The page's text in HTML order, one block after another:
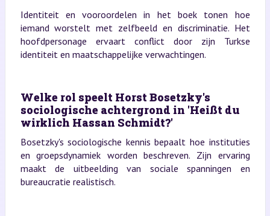
Identiteit en vooroordelen in het boek tonen hoe
iemand worstelt met zelfbeeld en discriminatie. Het
hoofdpersonage ervaart conflict door zijn Turkse
identiteit en maatschappelijke verwachtingen.
Welke rol speelt Horst Bosetzky's
sociologische achtergrond in 'Heißt du
wirklich Hassan Schmidt?'
Bosetzky's sociologische kennis bepaalt hoe instituties
en groepsdynamiek worden beschreven. Zijn ervaring
maakt de uitbeelding van sociale spanningen en
bureaucratie realistisch.